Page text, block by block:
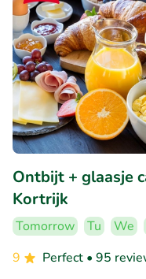
Ontbijt + glaasje
Kortrijk
Tomorrow Tu We
9
Perfect • 95